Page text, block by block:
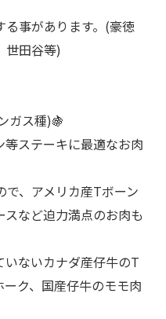
事があります。(豪徳
世田谷等)
ガス種)🍇
等ステーキに最適なお肉
で、アメリカ産Tボーン
など迫力満点のお肉も
いないカナダ産仔牛のT
ク、国産仔牛のモモ肉